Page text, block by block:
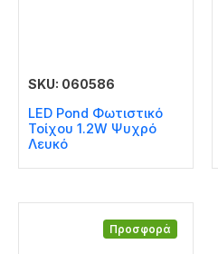
SKU: 060586
LED Pond Φωτιστικό
Τοίχου 1.2W Ψυχρό
Λευκό
Προσφορά